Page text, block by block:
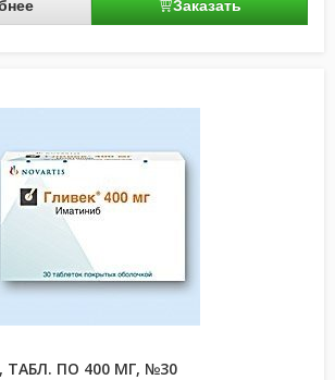
Заказать
ТАБЛ. ПО 400 МГ, №30